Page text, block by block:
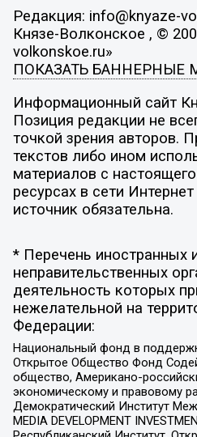
Редакция: info@knyaze-
Князе-Волконское , ©
volkonskoe.ru»
ПОКАЗАТЬ БАННЕРНЫЕ
Информационный сайт
Позиция редакции не
точкой зрения авторов.
текстов либо ином
материалов с
ресурсах в сети
источник обязательна.
* Перечень иностранных
неправительственных
деятельность которых
нежелательной на
Федерации:
Национальный фонд в
Открытое Общество Фонд
общество, Американо-
экономическому и правовому
Демократический Институт
MEDIA DEVELOPMENT